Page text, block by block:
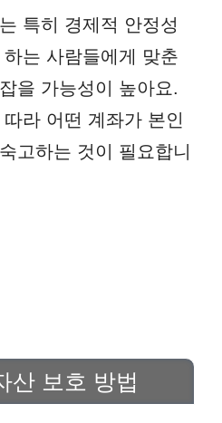
특히 경제적 안정성
는 사람들에게 맞춘
을 가능성이 높아요.
라 어떤 계좌가 본인
고하는 것이 필요합니
산 보호 방법